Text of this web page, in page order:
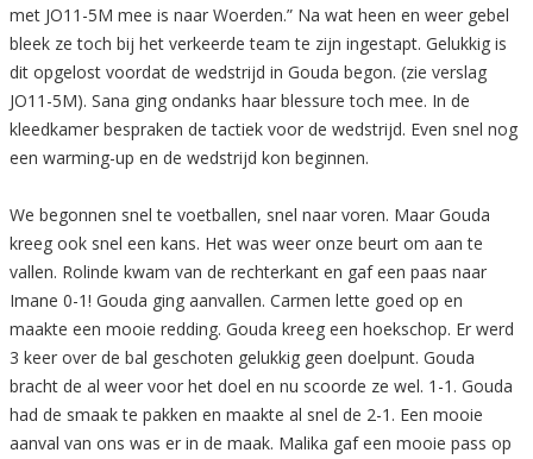
met JO11-5M mee is naar Woerden.” Na wat heen en weer gebel
bleek ze toch bij het verkeerde team te zijn ingestapt. Gelukkig is
dit opgelost voordat de wedstrijd in Gouda begon. (zie verslag
JO11-5M). Sana ging ondanks haar blessure toch mee. In de
kleedkamer bespraken de tactiek voor de wedstrijd. Even snel nog
een warming-up en de wedstrijd kon beginnen.
We begonnen snel te voetballen, snel naar voren. Maar Gouda
kreeg ook snel een kans. Het was weer onze beurt om aan te
vallen. Rolinde kwam van de rechterkant en gaf een paas naar
Imane 0-1! Gouda ging aanvallen. Carmen lette goed op en
maakte een mooie redding. Gouda kreeg een hoekschop. Er werd
3 keer over de bal geschoten gelukkig geen doelpunt. Gouda
bracht de al weer voor het doel en nu scoorde ze wel. 1-1. Gouda
had de smaak te pakken en maakte al snel de 2-1. Een mooie
aanval van ons was er in de maak. Malika gaf een mooie pass op